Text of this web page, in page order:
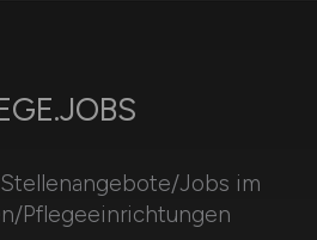
Jobs im
Pflegeeinrichtungen